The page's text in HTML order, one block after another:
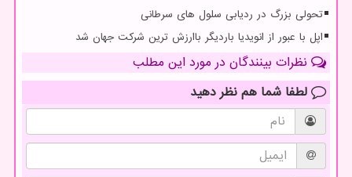
تحولی بزرگ در ردیابی سلول های سرطانی
اپل با عبور از انویدیا باردیگر باارزش ترین شرکت جهان شد
نظرات بینندگان در مورد این مطلب
لطفا شما هم نظر دهید